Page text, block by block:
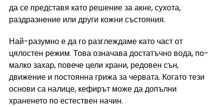
да се представя като решение за акне, сухота,
раздразнение или други кожни състояния.
Най-разумно е да го разглеждаме като част от
цялостен режим. Това означава достатъчно вода, по-
малко захар, повече цели храни, редовен сън,
движение и постоянна грижа за червата. Когато тези
основи са налице, кефирът може да допълни
храненето по естествен начин.